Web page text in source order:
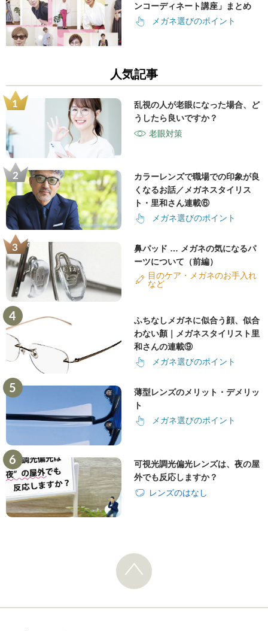
ンコーディネート講座」まとめ
メガネ選びのポイント
人気記事
乱視の人が老眼になった場合、ど
うしたら良いですか？
老眼対策
カラーレンズで職場での印象が良
くなるお話／メガネスタイリス
ト・里和さん連載⑥
メガネ選びのポイント
鼻パッド … メガネの気になるパ
ーツについて（前編）
目のケア・メガネのお手入れ
など
ふちなしメガネに似合う顔、似合
わない顏｜メガネスタイリスト里
和さんの連載⑨
メガネ選びのポイント
薄型レンズのメリット・デメリッ
ト
メガネ選びのポイント
可視光調光偏光レンズは、夜の屋
外でも反応しますか？
レンズのはなし